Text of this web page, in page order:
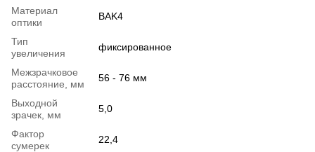
Материал
оптики
BAK4
Тип
увеличения
фиксированное
Межзрачковое
расстояние, мм
56 - 76 мм
Выходной
зрачек, мм
5,0
Фактор
сумерек
22,4